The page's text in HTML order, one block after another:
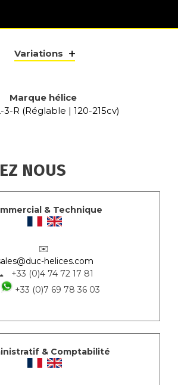
Variations
Marque hélice
3-R (Réglable | 120-215cv)
NOUS
& Technique
✉️
helices.com
+33 (0)4 74 72 17 81
+33 (0)7 69 78 36 03
& Comptabilité